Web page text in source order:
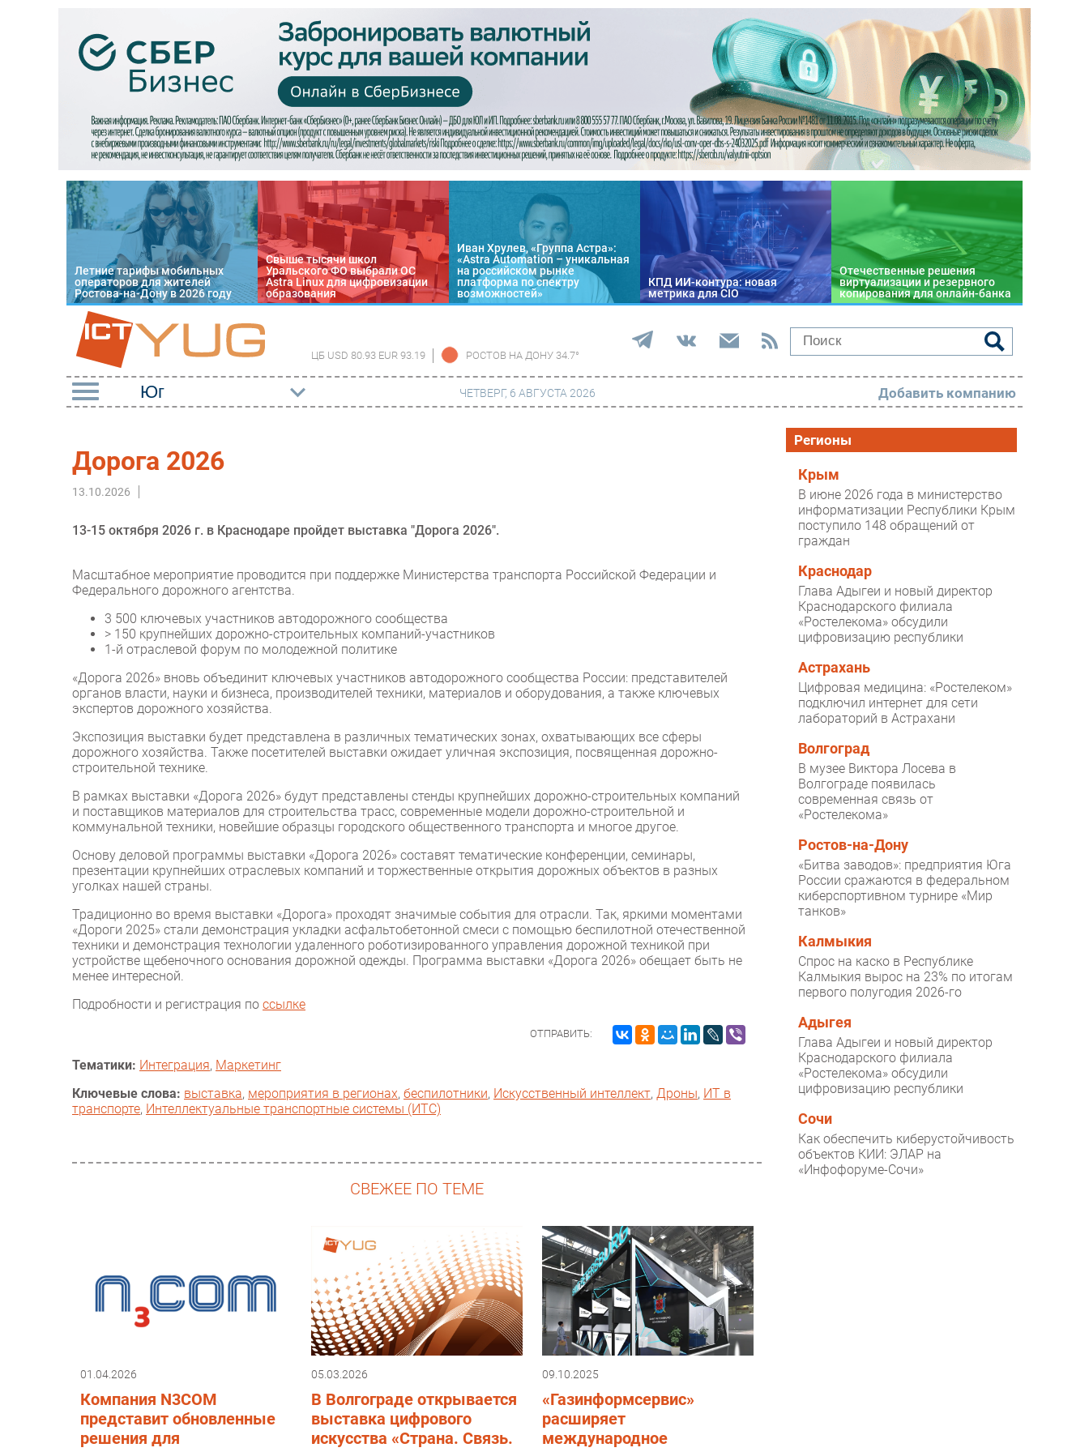
Летние тарифы мобильных
операторов для жителей
Ростова-на-Дону в 2026 году
Свыше тысячи школ
Уральского ФО выбрали ОС
Astra Linux для цифровизации
образования
Иван Хрулев, «Группа Астра»:
«Astra Automation – уникальная
на российском рынке
платформа по спектру
возможностей»
КПД ИИ-контура: новая
метрика для CIO
Отечественные решения
виртуализации и резервного
копирования для онлайн-банка
ЦБ USD 80.93 EUR 93.19 РОСТОВ НА ДОНУ 34.7°
Импорто­замещение
Автоматизация
Мобильная связь
Фиксированная связь
Интеграция
Рынок ПК
Оборудование
Outsourcing
Кадры
Регулирование
CIO/Управление ИТ
РАЗДЕЛЫ
Новости
Аналитика
Интервью
Проекты
IT класс
Тестовый стенд
Каталог компаний
ЧЕТВЕРГ, 6 АВГУСТА 2026 Добавить компанию
Дорога 2026
13.10.2026
13-15 октября 2026 г. в Краснодаре пройдет выставка "Дорога 2026".
Масштабное мероприятие проводится при поддержке Министерства транспорта Российской Федерации и
Федерального дорожного агентства.
3 500 ключевых участников автодорожного сообщества
> 150 крупнейших дорожно-строительных компаний-участников
1-й отраслевой форум по молодежной политике
«Дорога 2026» вновь объединит ключевых участников автодорожного сообщества России: представителей
органов власти, науки и бизнеса, производителей техники, материалов и оборудования, а также ключевых
экспертов дорожного хозяйства.
Экспозиция выставки будет представлена в различных тематических зонах, охватывающих все сферы
дорожного хозяйства. Также посетителей выставки ожидает уличная экспозиция, посвященная дорожно-
строительной технике.
В рамках выставки «Дорога 2026» будут представлены стенды крупнейших дорожно-строительных компаний
и поставщиков материалов для строительства трасс, современные модели дорожно-строительной и
коммунальной техники, новейшие образцы городского общественного транспорта и многое другое.
Основу деловой программы выставки «Дорога 2026» составят тематические конференции, семинары,
презентации крупнейших отраслевых компаний и торжественные открытия дорожных объектов в разных
уголках нашей страны.
Традиционно во время выставки «Дорога» проходят значимые события для отрасли. Так, яркими моментами
«Дороги 2025» стали демонстрация укладки асфальтобетонной смеси с помощью беспилотной отечественной
техники и демонстрация технологии удаленного роботизированного управления дорожной техникой при
устройстве щебеночного основания дорожной одежды. Программа выставки «Дорога 2026» обещает быть не
менее интересной.
Подробности и регистрация по ссылке
ОТПРАВИТЬ:
Тематики: Интеграция, Маркетинг
Ключевые слова: выставка, мероприятия в регионах, беспилотники, Искусственный интеллект, Дроны, ИТ в
транспорте, Интеллектуальные транспортные системы (ИТС)
СВЕЖЕЕ ПО ТЕМЕ
01.04.2026
Компания N3COM
представит обновленные
решения для
05.03.2026
В Волгограде открывается
выставка цифрового
искусства «Страна. Связь.
09.10.2025
«Газинформсервис»
расширяет
международное
Регионы
Крым
В июне 2026 года в министерство
информатизации Республики Крым
поступило 148 обращений от
граждан
Краснодар
Глава Адыгеи и новый директор
Краснодарского филиала
«Ростелекома» обсудили
цифровизацию республики
Астрахань
Цифровая медицина: «Ростелеком»
подключил интернет для сети
лабораторий в Астрахани
Волгоград
В музее Виктора Лосева в
Волгограде появилась
современная связь от
«Ростелекома»
Ростов-на-Дону
«Битва заводов»: предприятия Юга
России сражаются в федеральном
киберспортивном турнире «Мир
танков»
Калмыкия
Спрос на каско в Республике
Калмыкия вырос на 23% по итогам
первого полугодия 2026-го
Адыгея
Глава Адыгеи и новый директор
Краснодарского филиала
«Ростелекома» обсудили
цифровизацию республики
Сочи
Как обеспечить киберустойчивость
объектов КИИ: ЭЛАР на
«Инфофоруме-Сочи»